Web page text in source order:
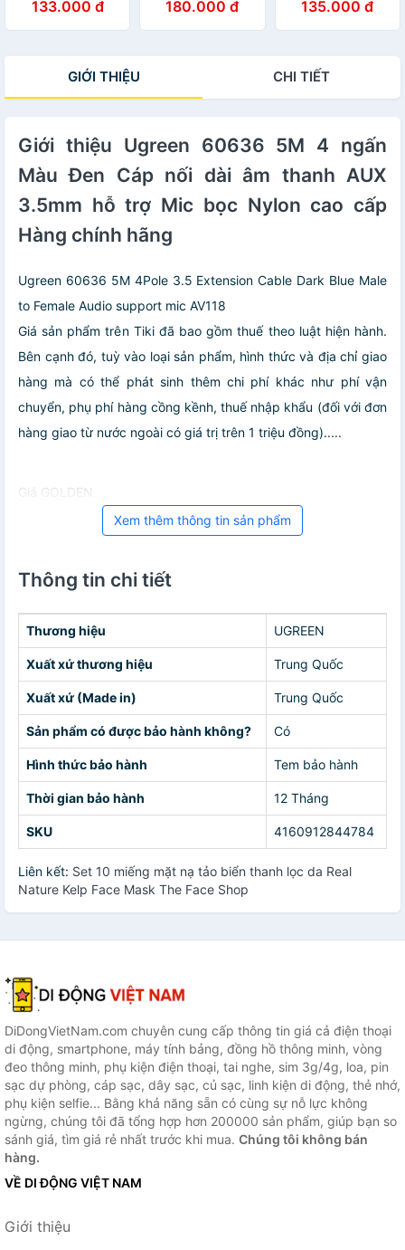
10518 - Hàng
chính hãng
133.000 đ
dương màu Đen
Ugreen 10116
180.000 đ
A182T20763AV -
Hàng chính hãng
135.000 đ
GIỚI THIỆU CHI TIẾT
Giới thiệu Ugreen 60636 5M 4 ngấn
Màu Đen Cáp nối dài âm thanh AUX
3.5mm hỗ trợ Mic bọc Nylon cao cấp
Hàng chính hãng
Ugreen 60636 5M 4Pole 3.5 Extension Cable Dark Blue Male
to Female Audio support mic AV118
Giá sản phẩm trên Tiki đã bao gồm thuế theo luật hiện hành.
Bên cạnh đó, tuỳ vào loại sản phẩm, hình thức và địa chỉ giao
hàng mà có thể phát sinh thêm chi phí khác như phí vận
chuyển, phụ phí hàng cồng kềnh, thuế nhập khẩu (đối với đơn
hàng giao từ nước ngoài có giá trị trên 1 triệu đồng).....
Giá GOLDEN
Xem thêm thông tin sản phẩm
Thông tin chi tiết
Thương hiệu UGREEN
Xuất xứ thương hiệu Trung Quốc
Xuất xứ (Made in) Trung Quốc
Sản phẩm có được bảo hành không? Có
Hình thức bảo hành Tem bảo hành
Thời gian bảo hành 12 Tháng
SKU 4160912844784
Liên kết: Set 10 miếng mặt nạ tảo biển thanh lọc da Real
Nature Kelp Face Mask The Face Shop
DiDongVietNam.com chuyên cung cấp thông tin giá cả điện thoại
di động, smartphone, máy tính bảng, đồng hồ thông minh, vòng
đeo thông minh, phụ kiện điện thoại, tai nghe, sim 3g/4g, loa, pin
sạc dự phòng, cáp sạc, dây sạc, củ sạc, linh kiện di động, thẻ nhớ,
phụ kiện selfie... Bằng khả năng sẵn có cùng sự nỗ lực không
ngừng, chúng tôi đã tổng hợp hơn 200000 sản phẩm, giúp bạn so
sánh giá, tìm giá rẻ nhất trước khi mua. Chúng tôi không bán
hàng.
VỀ DI ĐỘNG VIỆT NAM
Giới thiệu